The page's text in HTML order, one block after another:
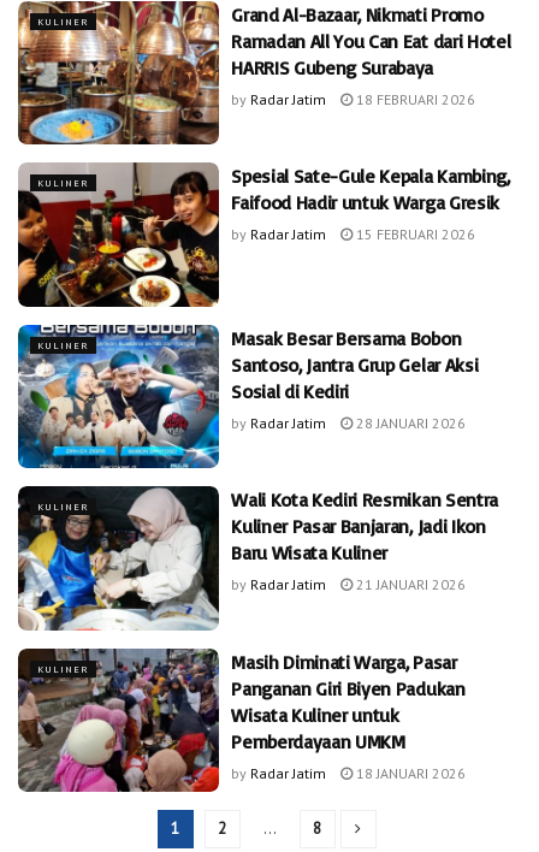
KULINER
Grand Al-Bazaar, Nikmati Promo
Ramadan All You Can Eat dari Hotel
HARRIS Gubeng Surabaya
by Radar Jatim 18 FEBRUARI 2026
KULINER
Spesial Sate-Gule Kepala Kambing,
Faifood Hadir untuk Warga Gresik
by Radar Jatim 15 FEBRUARI 2026
KULINER
Masak Besar Bersama Bobon
Santoso, Jantra Grup Gelar Aksi
Sosial di Kediri
by Radar Jatim 28 JANUARI 2026
KULINER
Wali Kota Kediri Resmikan Sentra
Kuliner Pasar Banjaran, Jadi Ikon
Baru Wisata Kuliner
by Radar Jatim 21 JANUARI 2026
KULINER
Masih Diminati Warga, Pasar
Panganan Giri Biyen Padukan
Wisata Kuliner untuk
Pemberdayaan UMKM
by Radar Jatim 18 JANUARI 2026
1 2 … 8